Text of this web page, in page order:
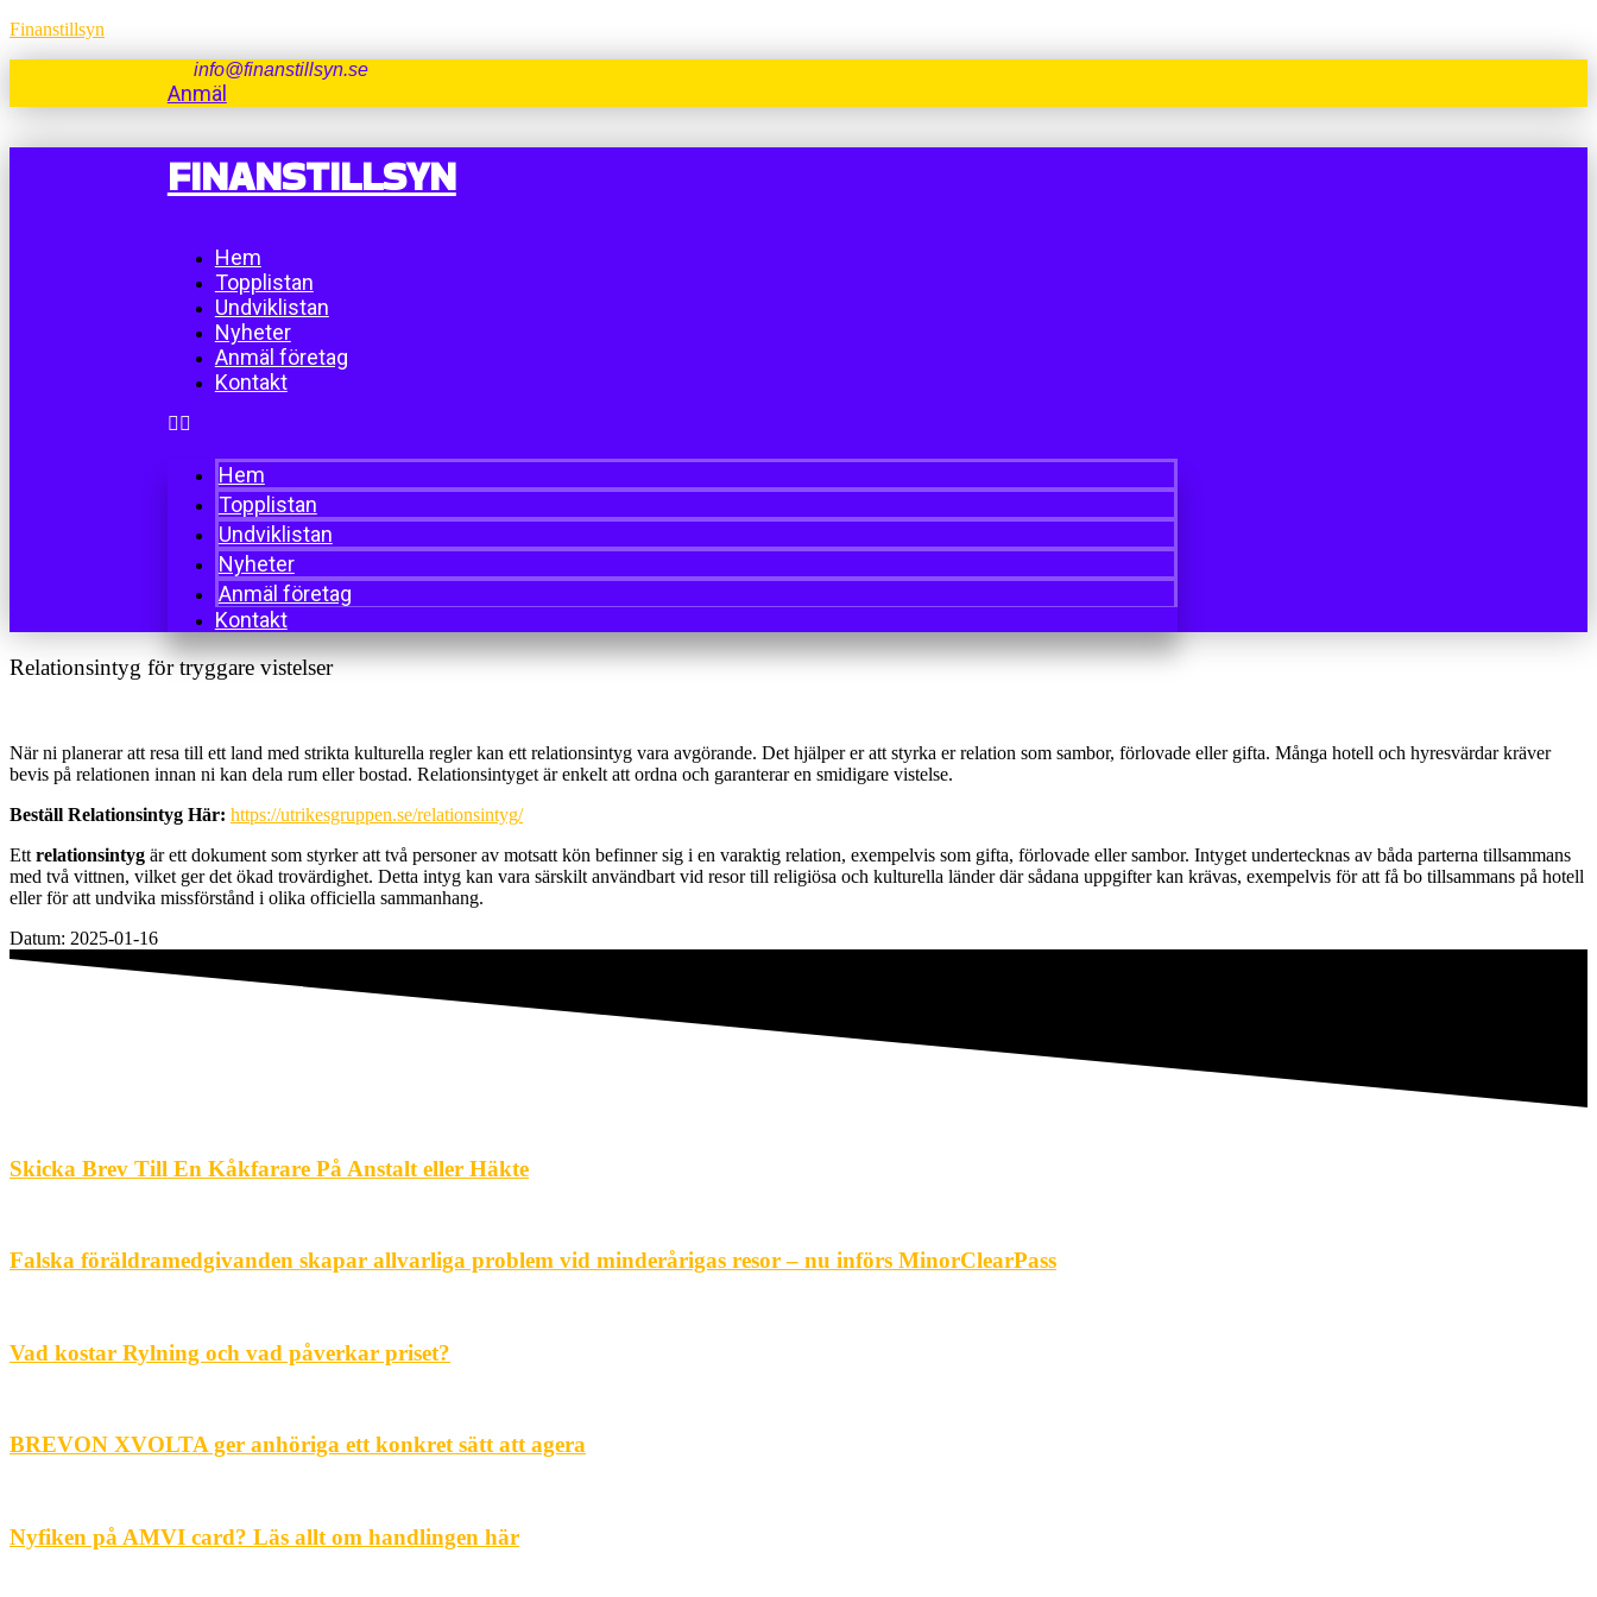
Finanstillsyn
info@finanstillsyn.se
Anmäl
FINANSTILLSYN
Hem
Topplistan
Undviklistan
Nyheter
Anmäl företag
Kontakt
Hem
Topplistan
Undviklistan
Nyheter
Anmäl företag
Kontakt
Relationsintyg för tryggare vistelser
När ni planerar att resa till ett land med strikta kulturella regler kan ett relationsintyg vara avgörande. Det hjälper er att styrka er relation som sambor, förlovade eller gifta. Många hotell och hyresvärdar kräver
bevis på relationen innan ni kan dela rum eller bostad. Relationsintyget är enkelt att ordna och garanterar en smidigare vistelse.
Beställ Relationsintyg Här: https://utrikesgruppen.se/relationsintyg/
Ettrelationsintyg är ett dokument som styrker att två personer av motsatt kön befinner sig i en varaktig relation, exempelvis som gifta, förlovade eller sambor. Intyget undertecknas av båda parterna tillsammans
med två vittnen, vilket ger det ökad trovärdighet. Detta intyg kan vara särskilt användbart vid resor till religiösa och kulturella länder där sådana uppgifter kan krävas, exempelvis för att få bo tillsammans på hotell
eller för att undvika missförstånd i olika officiella sammanhang.
Datum: 2025-01-16
Skicka Brev Till En Kåkfarare På Anstalt eller Häkte
Falska föräldramedgivanden skapar allvarliga problem vid minderårigas resor – nu införs MinorClearPass
Vad kostar Rylning och vad påverkar priset?
BREVON XVOLTA ger anhöriga ett konkret sätt att agera
Nyfiken på AMVI card? Läs allt om handlingen här